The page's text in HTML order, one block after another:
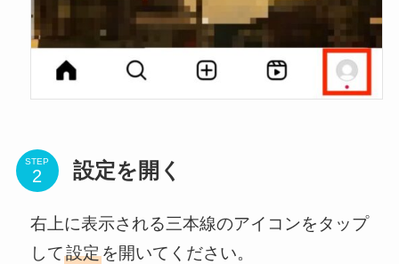
STEP 設定を開く
右上に表示される三本線のアイコンをタップ
して設定を開いてください。